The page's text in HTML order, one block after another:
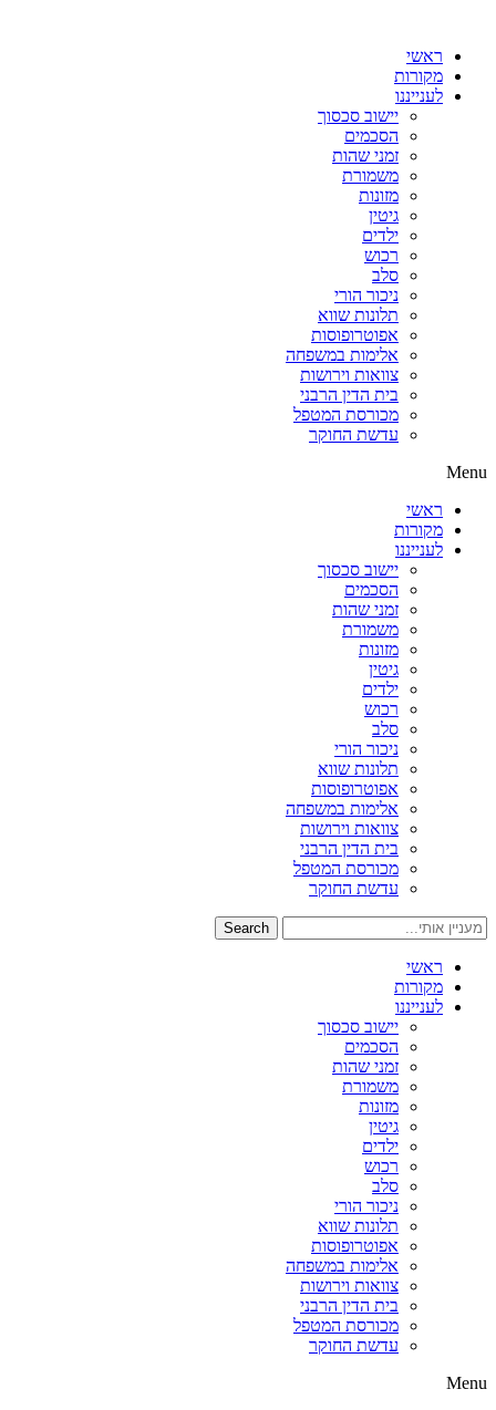
ראשי
מקורות
לענייננו
יישוב סכסוך
הסכמים
זמני שהות
משמורת
מזונות
גיטין
ילדים
רכוש
סלב
ניכור הורי
תלונות שווא
אפוטרופוסות
אלימות במשפחה
צוואות וירושות
בית הדין הרבני
מכורסת המטפל
עדשת החוקר
Menu
ראשי
מקורות
לענייננו
יישוב סכסוך
הסכמים
זמני שהות
משמורת
מזונות
גיטין
ילדים
רכוש
סלב
ניכור הורי
תלונות שווא
אפוטרופוסות
אלימות במשפחה
צוואות וירושות
בית הדין הרבני
מכורסת המטפל
עדשת החוקר
Search
ראשי
מקורות
לענייננו
יישוב סכסוך
הסכמים
זמני שהות
משמורת
מזונות
גיטין
ילדים
רכוש
סלב
ניכור הורי
תלונות שווא
אפוטרופוסות
אלימות במשפחה
צוואות וירושות
בית הדין הרבני
מכורסת המטפל
עדשת החוקר
Menu